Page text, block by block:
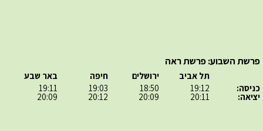
פרשת השבוע: פרשת ראה
כניסה:
יציאה:
תל אביב
19:12
20:11
ירושלים
18:50
20:09
חיפה
19:03
20:12
באר שבע
19:11
20:09